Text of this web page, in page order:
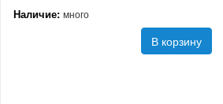
Наличие: много
В корзину